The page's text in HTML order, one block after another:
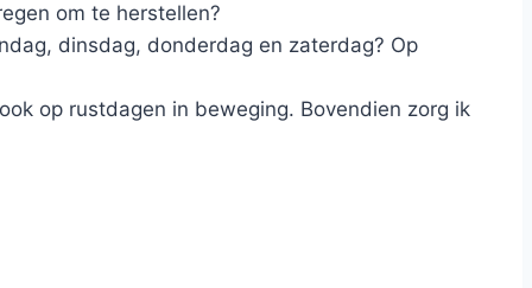
om te herstellen?
dinsdag, donderdag en zaterdag? Op
op rustdagen in beweging. Bovendien zorg ik